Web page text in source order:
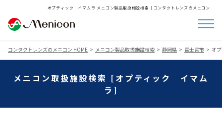
オプティック イマムラ メニコン製品取扱施設検索│コンタクトレンズのメニコン
コンタクトレンズのメニコン HOME メニコン製品取扱施設検索 静岡県 富士宮市 オ
メニコン取扱施設検索 [オプティック イマム
ラ]